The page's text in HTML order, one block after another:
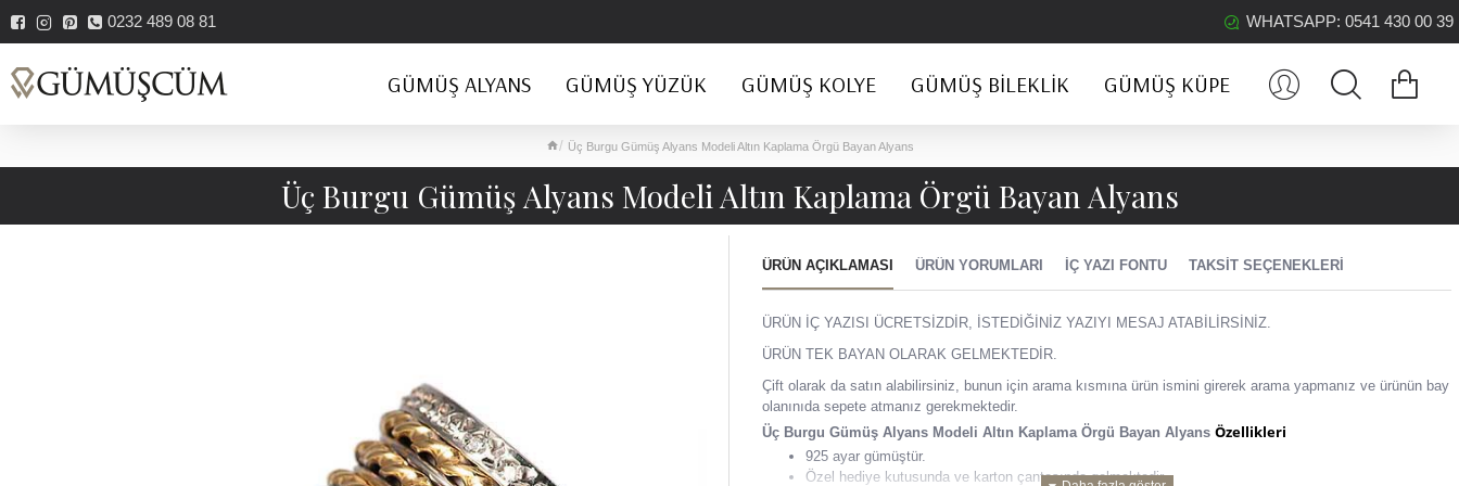
0232 489 08 81 WHATSAPP: 0541 430 00 39
GÜMÜŞ ALYANS GÜMÜŞ YÜZÜK GÜMÜŞ KOLYE GÜMÜŞ BILEKLIK GÜMÜŞ KÜPE
Üç Burgu Gümüş Alyans Modeli Altın Kaplama Örgü Bayan Alyans
Üç Burgu Gümüş Alyans Modeli Altın Kaplama Örgü Bayan Alyans
ÜRÜN AÇIKLAMASI ÜRÜN YORUMLARI İÇ YAZI FONTU TAKSIT SEÇENEKLERI
ÜRÜN İÇ YAZISI ÜCRETSİZDİR, İSTEDİĞİNİZ YAZIYI MESAJ ATABİLİRSİNİZ.
ÜRÜN TEK BAYAN OLARAK GELMEKTEDİR.
Çift olarak da satın alabilirsiniz, bunun için arama kısmına ürün ismini girerek arama yapmanız ve ürünün bay
olanınıda sepete atmanız gerekmektedir.
Üç Burgu Gümüş Alyans Modeli Altın Kaplama Örgü Bayan Alyans Özellikleri
925 ayar gümüştür.
Özel hediye kutusunda ve karton çantasında gelmektedir.